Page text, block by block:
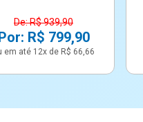
De: R$ 939,90
R$ 799,90
em até 12x de R$ 66,66